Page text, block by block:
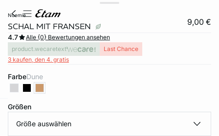
noemie
SCHAL MIT FRANSEN 9,00 €
4.7
Alle {0} Bewertungen ansehen
product.wecaretext
Last Chance
3 kaufen, den 4. gratis
Farbe dune
Größen
Größe auswählen